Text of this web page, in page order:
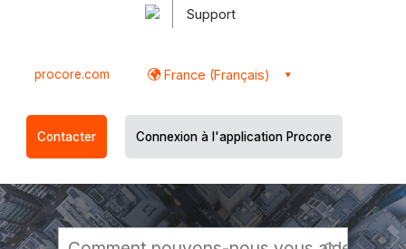
Support
procore.com France (Français)
Contacter Connexion à l'application Procore